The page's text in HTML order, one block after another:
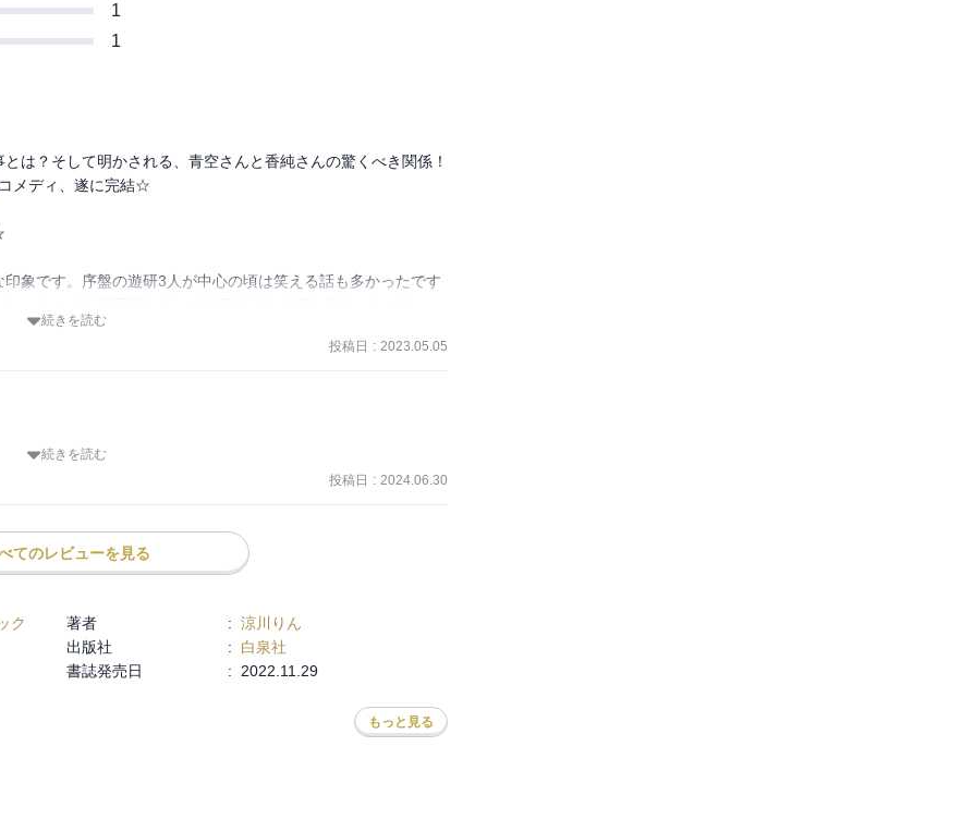
1
1
は？そして明かされる、青空さんと香純さんの驚くべき関係！
メディ、遂に完結☆
象です。序盤の遊研3人が中心の頃は笑える話も多かったです
続きを読む
投稿日 : 2023.05.05
ディだったが、後半は新聞部や美術部がメインとなって話が進
った。
ないというか、ヤバそうな草を吸ってたり体に寄生虫を入れた
正直読み進めるのを躊躇った。
は中和されてたのでなんとか最後まで読めた。
続きを読む
投稿日 : 2024.06.30
てのレビューを見る
ク 著者 : 涼川りん
出版社 :
白泉社
書誌発売日 :
2022.11.29
もっと見る